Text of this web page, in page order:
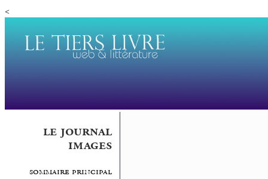
<
le journal
images
sommaire principal